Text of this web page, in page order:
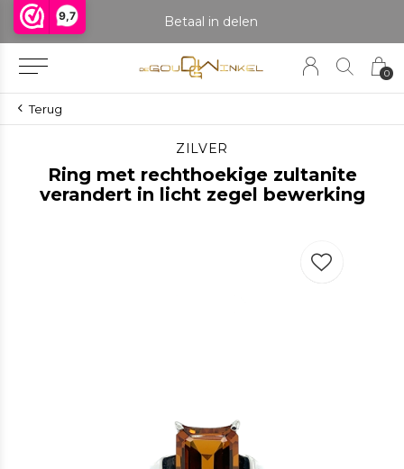
9,7
0
Betaal in delen
Terug
ZILVER
Ring met rechthoekige zultanite
verandert in licht zegel bewerking